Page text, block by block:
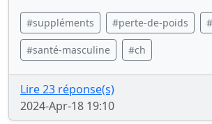
#suppléments #perte-de-poids
#santé-masculine #ch
Lire 23 réponse(s)
2024-Apr-18 19:10